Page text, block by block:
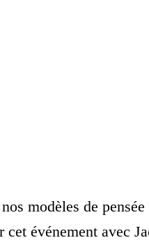
modèles de
événement avec